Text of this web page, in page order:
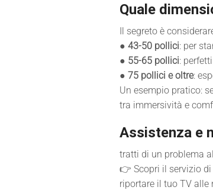
Quale
Il segreto è
● 43-50 pollici: per
● 55-65 pollici:
● 75 pollici e oltre:
Un esempio pratico:
tra immersività e
Assistenza e
tratti di un problema
👉 Scopri il servizio
riportare il tuo TV alle